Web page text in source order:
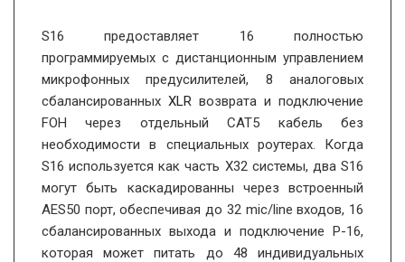
S16 предоставляет 16 полностью
программируемых с дистанционным управлением
микрофонных предусилителей, 8 аналоговых
сбалансированных XLR возврата и подключение
FOH через отдельный CAT5 кабель без
необходимости в специальных роутерах. Когда
S16 используется как часть Х32 системы, два S16
могут быть каскадированны через встроенный
AES50 порт, обеспечивая до 32 mic/line входов, 16
сбалансированных выхода и подключение P-16,
которая может питать до 48 индивидуальных